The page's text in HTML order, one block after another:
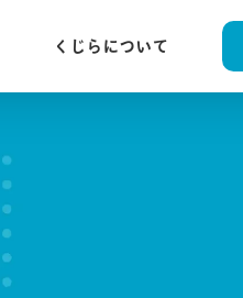
くじらについて